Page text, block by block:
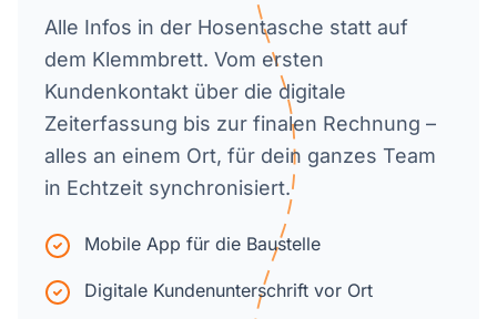
Alle Infos in der Hosentasche statt auf
dem Klemmbrett. Vom ersten
Kundenkontakt über die digitale
Zeiterfassung bis zur finalen Rechnung –
alles an einem Ort, für dein ganzes Team
in Echtzeit synchronisiert.
Mobile App für die Baustelle
Digitale Kundenunterschrift vor Ort